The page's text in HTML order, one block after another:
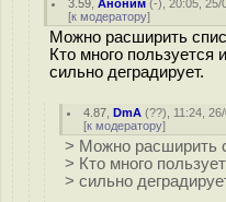
3.59 ,Аноним (-), 20:05, 25/
[к модератору]
Можно расширить
Кто много пользуется
сильно деградирует.
4.87 ,DmA (??), 11:24,
[к модератору]
> Можно расширить
> Кто много
> сильно